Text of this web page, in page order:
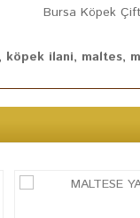
Bursa Köpek
ilani, maltes,